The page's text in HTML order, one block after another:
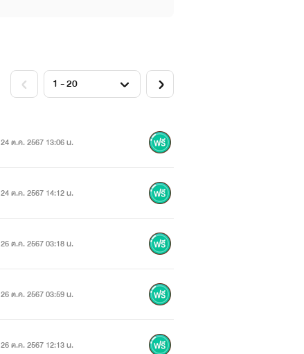
24 ต.ค. 2567 13:06 น.
24 ต.ค. 2567 14:12 น.
26 ต.ค. 2567 03:18 น.
26 ต.ค. 2567 03:59 น.
26 ต.ค. 2567 12:13 น.